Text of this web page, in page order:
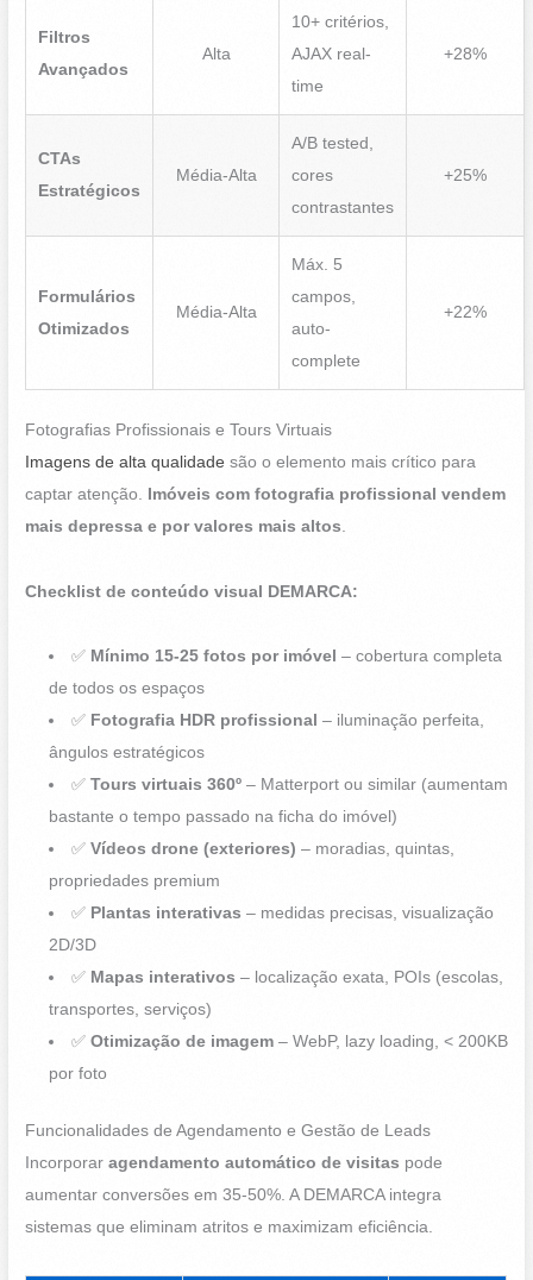
Filtros
Avançados
Alta
10+ critérios,
AJAX real-
time
+28%
CTAs
Estratégicos
Média-Alta
A/B tested,
cores
contrastantes
+25%
Formulários
Otimizados
Média-Alta
Máx. 5
campos,
auto-
complete
+22%
Fotografias Profissionais e Tours Virtuais
Imagens de alta qualidade são o elemento mais crítico para
captar atenção.
Imóveis com fotografia profissional vendem
mais depressa e por valores mais altos.
Checklist de conteúdo visual DEMARCA:
✅ Mínimo 15-25 fotos por imóvel – cobertura completa
de todos os espaços
✅ Fotografia HDR profissional – iluminação perfeita,
ângulos estratégicos
✅ Tours virtuais 360º– Matterport ou similar (aumentam
bastante o tempo passado na ficha do imóvel)
✅ Vídeos drone (exteriores) – moradias, quintas,
propriedades premium
✅ Plantas interativas – medidas precisas, visualização
2D/3D
✅ Mapas interativos – localização exata, POIs (escolas,
transportes, serviços)
✅ Otimização de imagem– WebP, lazy loading, < 200KB
por foto
Funcionalidades de Agendamento e Gestão de Leads
Incorporaragendamento automático de visitas pode
aumentar conversões em 35-50%. A DEMARCA integra
sistemas que eliminam atritos e maximizam eficiência.